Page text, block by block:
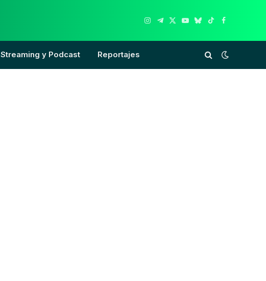
Instagram
Telegram
X
YouTube
Bluesky
TikTokFacebook
Streaming y Podcast Reportajes